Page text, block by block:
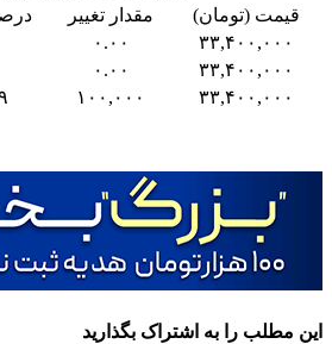
قیمت (تومان)
مقدار تغییر
۳۳,۴۰۰,۰۰۰
۰.۰۰
۳۳,۴۰۰,۰۰۰
۰.۰۰
۳۳,۴۰۰,۰۰۰
۱۰۰,۰۰۰
این مطلب را به اشتراک بگذارید